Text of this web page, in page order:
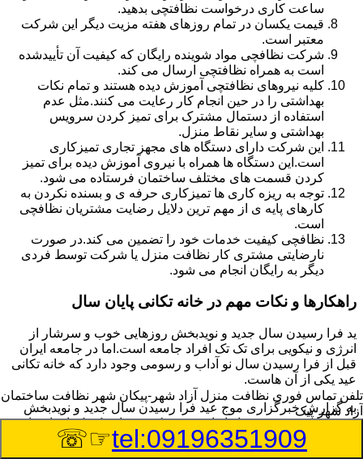
ساعت کاری درخواست نظافتچی بدهید.
قیمت یکسان در تمام روزهای هفته مزیت دیگر این شرکت
معتبر است.
شرکت نظافچی مواد شوینده رایگان که کیفیت آن تأییدشده
است به همراه نظافتچی ارسال می کند.
کلیه نیروهای نظافتچی آموزش دیده هستند و تمام نکات
بهداشتی را در حین انجام کار رعایت می کنند.مثل عدم
استفاده از دستمال مشترک برای تمیز کردن سرویس
بهداشتی و سایر نقاط منزل.
این شرکت دارای دستگاه های مجهز تجاری تمیزکاری
است.این دستگاه ها همراه با نیروی آموزش دیده برای تمیز
کردن قسمت های مختلف ساختمان فرستاده می شود.
توجه به ریزه کاری ها تمیزکاری حرفه ی و بسنده نکردن به
کارهای پایه ی از مهم ترین دلایل رضایت مشتریان نظافچی
است.
نظافچی کیفیت خدمات خود را تضمین می کند.در صورت
نارضایتی مشتری کار نظافت منزل یا شرکت توسط فردی
دیگر به رایگان انجام می شود.
راهکارها و نکات مهم در خانه تکانی پایان سال
ید فرا رسیدن سال جدید و نویدبخش روزهایی خوب و سرشار از
انرژی و نیکویی برای تک تک افراد جامعه است.اما در جامعه ایران
قبل از فرا رسیدن سال نو آداب و رسومی وجود دارد که خانه تکانی
عید یکی از آن هاست.
به گزارش خبرگزاری موج عید فرا رسیدن سال جدید و نویدبخش
روزهایی خوب و سرشار از انرژی و نیکویی برای تک تک افراد جامعه
است.اما در جامعه ایران قبل از فرا رسیدن سال نو آداب و رسومی
وجود دارد که خانه تکانی عید یکی از آن هاست.بر خلاف تصور عموم
تلفن تماس فوری نظافت منزل آزاد شهر-پیکان شهر نظافت ساختمان
آزاد شهر-پیک
tel:09196351909
☞☏